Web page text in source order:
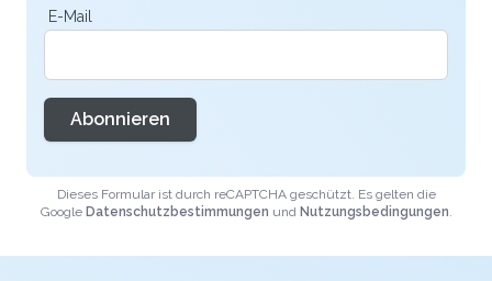
E-Mail
Abonnieren
Dieses Formular ist durch reCAPTCHA geschützt. Es gelten die
Google Datenschutzbestimmungen und Nutzungsbedingungen.